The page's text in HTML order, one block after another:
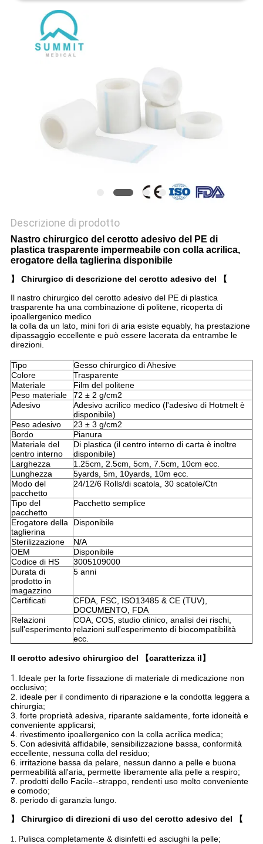
MAPPA
PRIVACY
POLICY
Descrizione di prodotto
Nastro chirurgico del cerotto adesivo del PE di
plastica trasparente impermeabile con colla acrilica,
erogatore della taglierina disponibile
】 Chirurgico di descrizione del cerotto adesivo del 【
Il nastro chirurgico del cerotto adesivo del PE di plastica
trasparenteha una combinazione di politene, ricoperta di
ipoallergenico medico
la collada un lato, mini fori di aria esiste equably, ha prestazione
dipassaggio eccellente e può essere lacerata da entrambe le
direzioni.
Tipo
Gesso chirurgico di Ahesive
Colore
Trasparente
Materiale
Film del politene
Peso materiale
72 ± 2 g/cm2
Adesivo
Adesivo acrilico medico (l'adesivo di Hotmelt è
disponibile)
Peso adesivo
23 ± 3 g/cm2
Bordo
Pianura
Materiale del
centro interno
Di plastica (il centro interno di carta è inoltre
disponibile)
Larghezza
1.25cm, 2.5cm, 5cm, 7.5cm, 10cm ecc.
Lunghezza
5yards, 5m, 10yards, 10m ecc.
Modo del
pacchetto
24/12/6 Rolls/di scatola, 30 scatole/Ctn
Tipo del
pacchetto
Pacchetto semplice
Erogatore della
taglierina
Disponibile
Sterilizzazione
N/A
OEM
Disponibile
Codice di HS
3005109000
Durata di
prodotto in
magazzino
5 anni
Certificati
CFDA, FSC, ISO13485 & CE (TUV),
DOCUMENTO, FDA
Relazioni
sull'esperimento
COA, COS, studio clinico, analisi dei rischi,
relazioni sull'esperimento di biocompatibilità
ecc.
Il cerotto adesivo chirurgico del 【caratterizza il】
1. Ideale per la forte fissazione di materiale di medicazione non
occlusivo;
2. ideale per il condimento di riparazione e la condotta leggera a
chirurgia;
3. forte proprietà adesiva, riparante saldamente, forte idoneità e
conveniente applicarsi;
4. rivestimento ipoallergenico con la colla acrilica medica;
5. Con adesività affidabile, sensibilizzazione bassa, conformità
eccellente, nessuna colla del residuo;
6. irritazione bassa da pelare, nessun danno a pelle e buona
permeabilità all'aria, permette liberamente alla pelle a respiro;
7. prodotti dello Facile--strappo, rendenti uso molto conveniente
e comodo;
8. periodo di garanzia lungo.
】 Chirurgico di direzioni di uso del cerotto adesivo del 【
1. Pulisca completamente & disinfetti ed asciughi la pelle;